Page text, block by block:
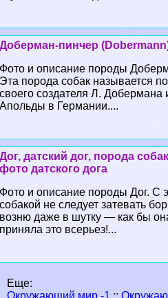
Доберман-пинчер
Фото и описание породы
Эта порода собак называется
своего создателя Л. Добермана
Апольды в Германии....
Дог, датский дог, порода
фото датского дога
Фото и описание породы Дог. С
собакой не следует затевать
возню даже в шутку — как бы
приняла это всерьез!...
Еще:
Окружающий мир -1 ::